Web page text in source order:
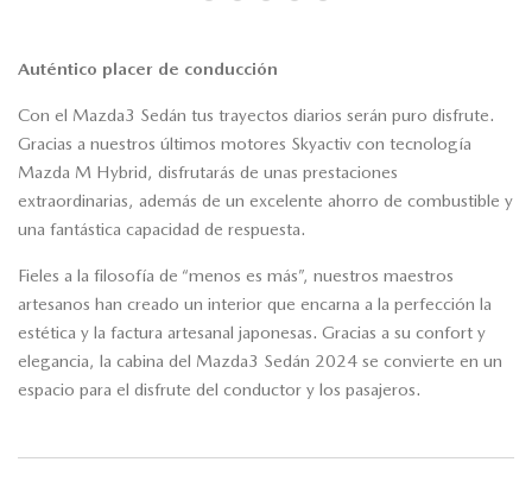
Auténtico placer de conducción
Con el Mazda3 Sedán tus trayectos diarios serán puro disfrute.
Gracias a nuestros últimos motores Skyactiv con tecnología
Mazda M Hybrid, disfrutarás de unas prestaciones
extraordinarias, además de un excelente ahorro de combustible y
una fantástica capacidad de respuesta.
Fieles a la filosofía de “menos es más”, nuestros maestros
artesanos han creado un interior que encarna a la perfección la
estética y la factura artesanal japonesas. Gracias a su confort y
elegancia, la cabina del Mazda3 Sedán 2024 se convierte en un
espacio para el disfrute del conductor y los pasajeros.